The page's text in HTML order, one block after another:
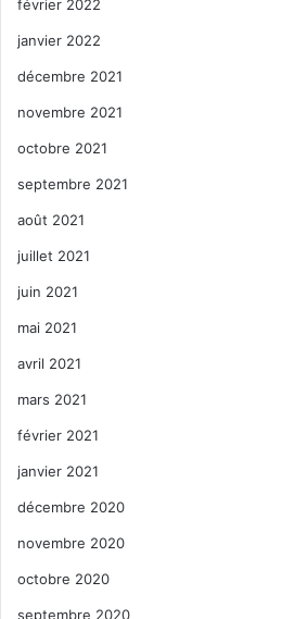
février 2022
janvier 2022
décembre 2021
novembre 2021
octobre 2021
septembre 2021
août 2021
juillet 2021
juin 2021
mai 2021
avril 2021
mars 2021
février 2021
janvier 2021
décembre 2020
novembre 2020
octobre 2020
septembre 2020